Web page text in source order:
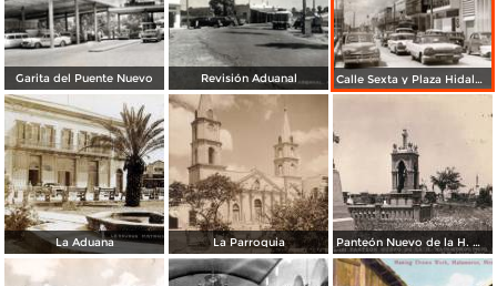
Garita del Puente Nuevo Revisión Aduanal Calle Sexta y Plaza Hidalgo
La Aduana La Parroquia Panteón Nuevo de la H. Matamoros